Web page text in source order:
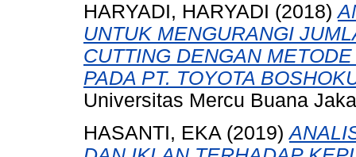
HARYADI, HARYADI (2018)
UNTUK MENGURANGI
CUTTING DENGAN
PADA PT. TOYOTA
Universitas Mercu Buana
HASANTI, EKA (2019)